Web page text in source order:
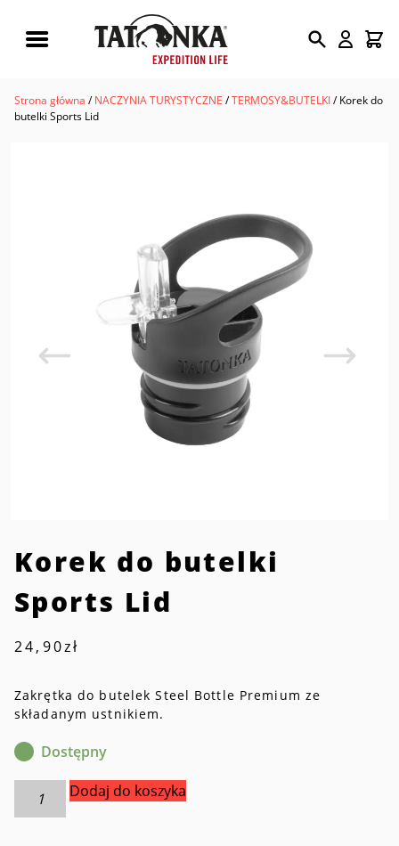
produktów
Strona główna /NACZYNIA TURYSTYCZNE /TERMOSY&BUTELKI/ Korek do
butelki Sports Lid
Korek do butelki
Sports Lid
24,90zł
Zakrętka do butelek Steel Bottle Premium ze
składanym ustnikiem.
Dostępny
Korek
Dodaj do koszyka